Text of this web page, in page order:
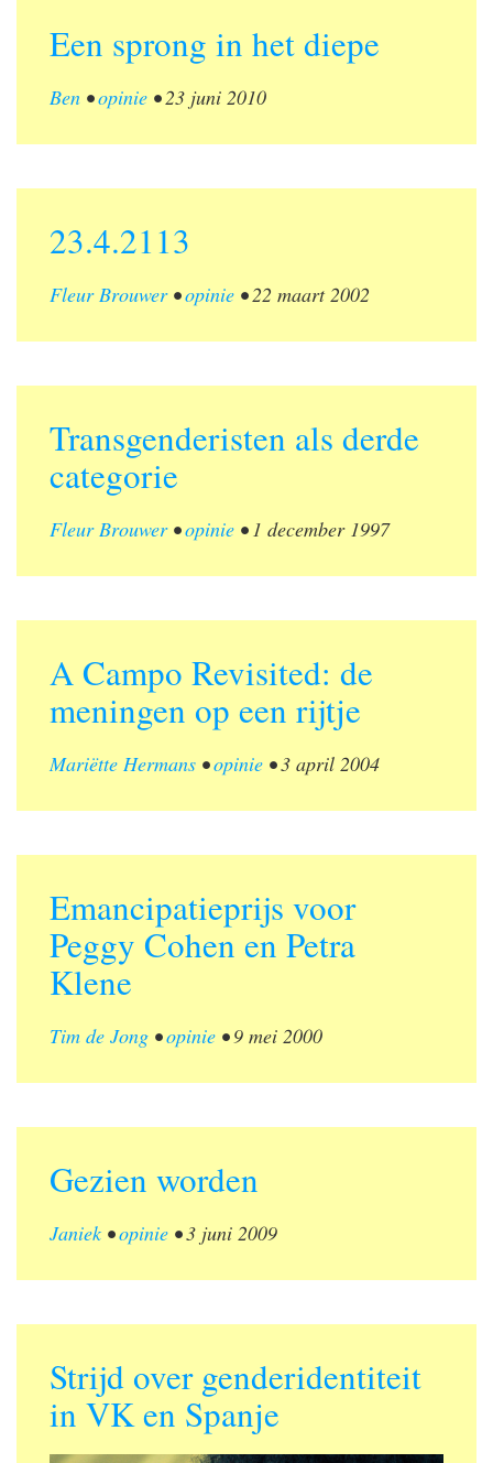
Een sprong in het diepe
Ben •opinie •23 juni 2010
23.4.2113
Fleur Brouwer•opinie •22 maart 2002
Transgenderisten als derde
categorie
Fleur Brouwer•opinie • 1 december 1997
A Campo Revisited: de
meningen op een rijtje
Mariëtte Hermans •opinie •3 april 2004
Emancipatieprijs voor
Peggy Cohen en Petra
Klene
Tim de Jong •opinie •9 mei 2000
Gezien worden
Janiek •opinie •3 juni 2009
Strijd over genderidentiteit
in VK en Spanje